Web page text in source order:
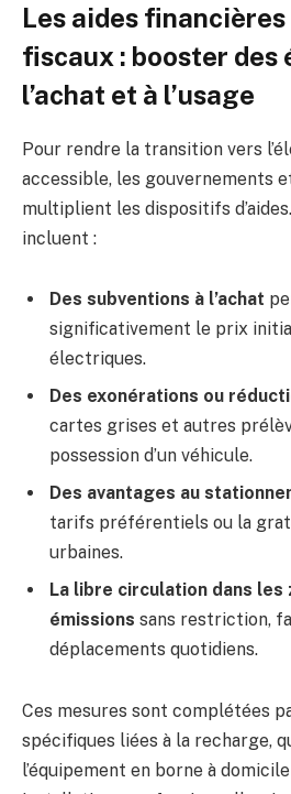
Les aides
fiscaux : booster des
l’achat et à l’usage
Pour rendre la transition vers
accessible, les gouvernements
multiplient les dispositifs
incluent :
Des subventions à l’achat
significativement le prix
électriques.
Des exonérations ou
cartes grises et autres
possession d’un véhicule.
Des avantages au
tarifs préférentiels ou la
urbaines.
La libre circulation dans les
émissions sans restriction,
déplacements quotidiens.
Ces mesures sont complétées
spécifiques liées à la recharge,
l’équipement en borne à